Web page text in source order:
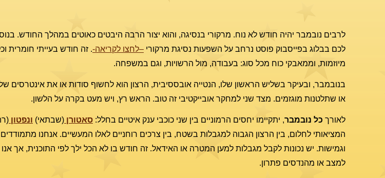
לרבים נובמבר יהיה חודש לא נוח. מרקורי בנסיגה, והוא יצור הרבה היבטים כאוטים במהלך החודש.
לכם בבלוג בפייסבוק פוסט נרחב על השפעות נסיגת מרקורי –לחצו לקריאה-. זה חודש בעייתי חומרית
מיוזמות, וממאבקי כוח מכל סוג: בעבודה, מול הרשויות, וגם במשפחה.
בנובמבר, ובעיקר בשליש הראשון שלו, הנטייה אובססיבית, הרצון הוא לחשוף סודות או את אינטרסים
או שתלטנות מוגזמים. מצד שני למחקר אובייקטיבי זה טוב. הראש רץ, ויש מעט בקרה על הלשון.
לאורך כל נובמבר, יתקיימו יחסים הרמוניים בין שני כוכבי ענק איטיים בחלל: סאטורן (שבתאי) ונפטון
המציאותי לחלום, בין הרצון הגבוה למגבלות בשטח, בין צרכים רוחניים לאלו המעשיים. אנחנו
וגמישות. יש נכונות לקבל מגבלות למען המטרה או האידאל. זה חודש בו לא הכל ילך לפי התוכנית, אך
למצב או מהנדסים פתרון.